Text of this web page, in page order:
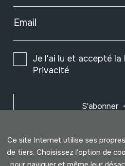
Email
Je l'ai lu et accepté la
Privacité
S'abonner
Ce site Internet utilise ses
de tiers. Choisissez l’option de